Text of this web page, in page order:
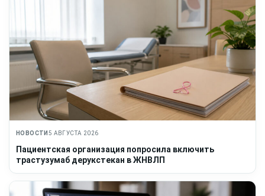
НОВОСТИ 5 АВГУСТА 2026
Пациентская организация попросила включить
трастузумаб дерукстекан в ЖНВЛП